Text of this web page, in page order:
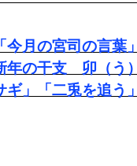
「今月の宮司の言葉
年の干支 卯（う
ギ」「二兎を追う